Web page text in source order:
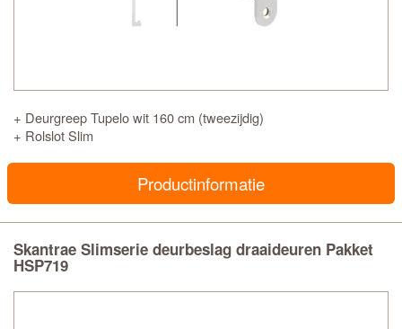
+ Deurgreep Tupelo wit 160 cm (tweezijdig)
+ Rolslot Slim
Productinformatie
Skantrae Slimserie deurbeslag draaideuren Pakket
HSP719